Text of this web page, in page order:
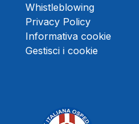
Whistleblowing
Privacy Policy
Informativa cookie
Gestisci i cookie